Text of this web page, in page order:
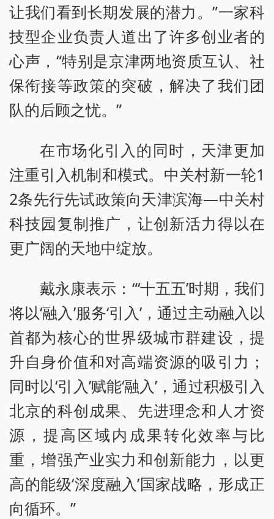
让我们看到长期发展的潜力。”一家科
技型企业负责人道出了许多创业者的
心声，“特别是京津两地资质互认、社
保衔接等政策的突破，解决了我们团
队的后顾之忧。”
在市场化引入的同时，天津更加
注重引入机制和模式。中关村新一轮1
2条先行先试政策向天津滨海—中关村
科技园复制推广，让创新活力得以在
更广阔的天地中绽放。
戴永康表示：“‘十五五’时期，我们
将以‘融入’服务‘引入’，通过主动融入以
首都为核心的世界级城市群建设，提
升自身价值和对高端资源的吸引力；
同时以‘引入’赋能‘融入’，通过积极引入
北京的科创成果、先进理念和人才资
源，提高区域内成果转化效率与比
重，增强产业实力和创新能力，以更
高的能级‘深度融入’国家战略，形成正
向循环。”